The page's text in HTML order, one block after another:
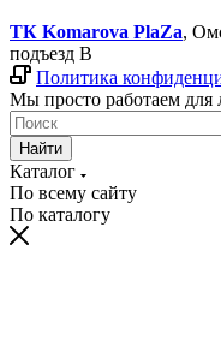
ТК Komarova PlaZa,
подъезд В
Политика
Мы просто работаем для
Найти
Каталог
По всему сайту
По каталогу